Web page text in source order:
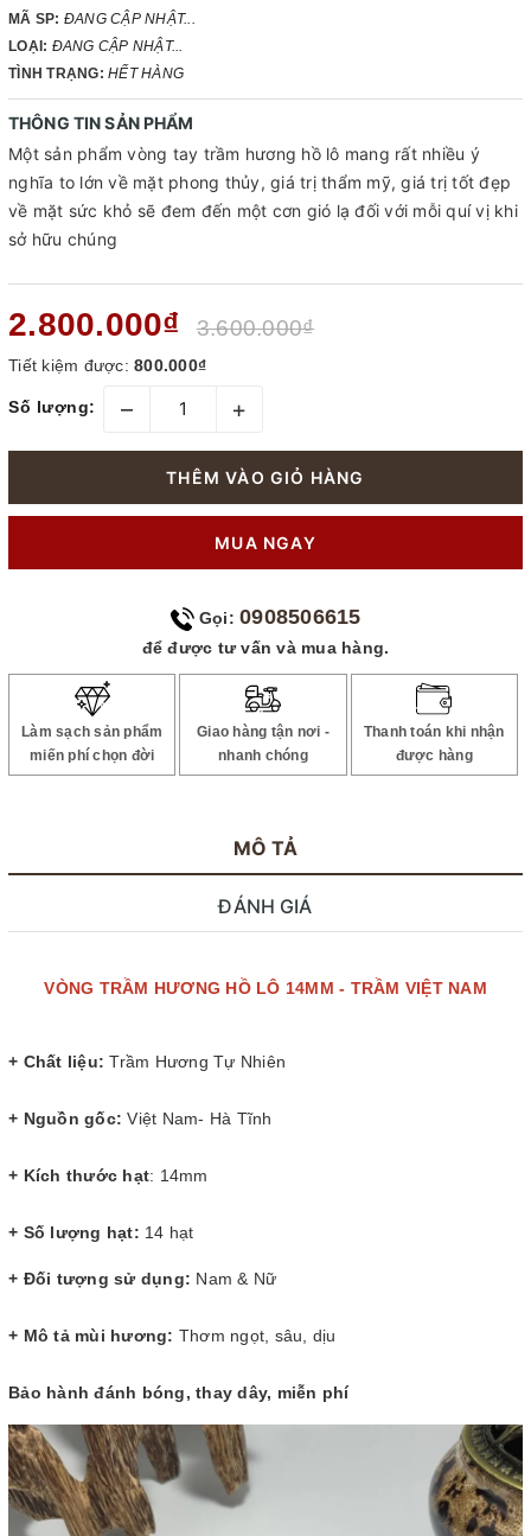
MÃ SP: ĐANG CẬP NHẬT...
LOẠI: ĐANG CẬP NHẬT...
TÌNH TRẠNG: HẾT HÀNG
THÔNG TIN SẢN PHẨM
Một sản phẩm vòng tay trầm hương hồ lô mang rất nhiều ý
nghĩa to lớn về mặt phong thủy, giá trị thẩm mỹ, giá trị tốt đẹp
về mặt sức khỏ sẽ đem đến một cơn gió lạ đối với mỗi quí vị khi
sở hữu chúng
2.800.000₫ 3.600.000₫
Tiết kiệm được: 800.000₫
Số lượng: – +
THÊM VÀO GIỎ HÀNG
MUA NGAY
Gọi: 0908506615
để được tư vấn và mua hàng.
Làm sạch sản phẩm
miến phí chọn đời
Giao hàng tận nơi -
nhanh chóng
Thanh toán khi nhận
được hàng
MÔ TẢ
ĐÁNH GIÁ
VÒNG TRẦM HƯƠNG HỒ LÔ 14MM - TRẦM VIỆT NAM
+ Chất liệu: Trầm Hương Tự Nhiên
+ Nguồn gốc: Việt Nam- Hà Tĩnh
+ Kích thước hạt: 14mm
+ Số lượng hạt: 14 hạt
+ Đối tượng sử dụng: Nam & Nữ
+ Mô tả mùi hương: Thơm ngọt, sâu, dịu
Bảo hành đánh bóng, thay dây, miễn phí